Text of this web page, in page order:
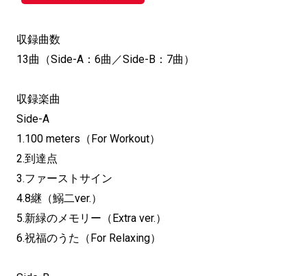
収録曲数
13曲（Side-A：6曲／Side-B：7曲）
収録楽曲
Side-A
1.100 meters（For Workout）
2.到達点
3.ファーストサイン
4.8継（鰯二ver.）
5.新緑のメモリー（Extra ver.）
6.祝福のうた（For Relaxing）